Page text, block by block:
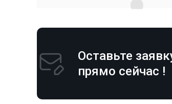
Оставьте
прямо сейчас !